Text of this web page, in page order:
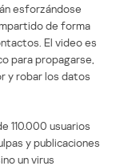
esforzándose
de forma
El video es
para propagarse,
y robar los datos
110.000 usuarios
y publicaciones
un virus